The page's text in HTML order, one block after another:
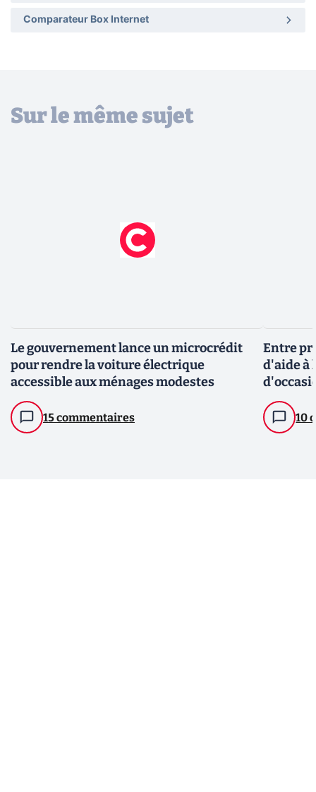
Comparateur Box Internet
Sur le même sujet
Le gouvernement lance un microcrédit
pour rendre la voiture électrique
accessible aux ménages modestes
15 commentaires
Entre
d'aide à
10